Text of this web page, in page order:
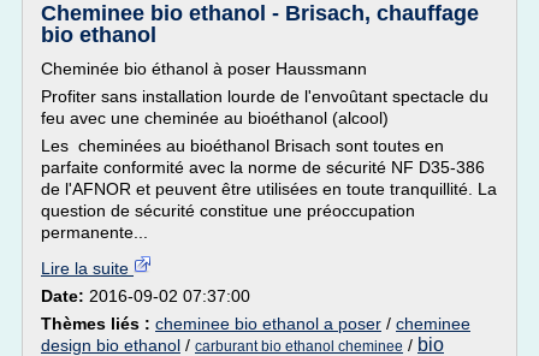
Cheminee bio ethanol - Brisach, chauffage
bio ethanol
Cheminée bio éthanol à poser Haussmann
Profiter sans installation lourde de l'envoûtant spectacle du
feu avec une cheminée au bioéthanol (alcool)
Les cheminées au bioéthanol Brisach sont toutes en
parfaite conformité avec la norme de sécurité NF D35-386
de l'AFNOR et peuvent être utilisées en toute tranquillité. La
question de sécurité constitue une préoccupation
permanente...
Lire la suite
Date: 2016-09-02 07:37:00
Thèmes liés : cheminee bio ethanol a poser / cheminee
design bio ethanol / carburant bio ethanol cheminee / bio